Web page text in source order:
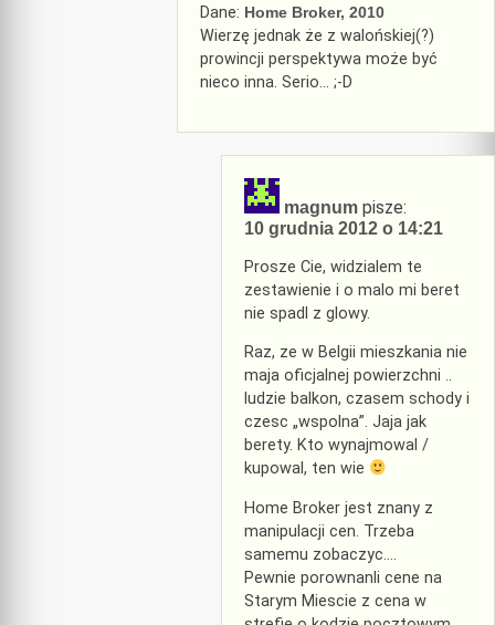
Dane: Home Broker, 2010
Wierzę jednak że z walońskiej(?)
prowincji perspektywa może być
nieco inna. Serio… ;-D
magnum pisze:
10 grudnia 2012 o 14:21
Prosze Cie, widzialem te
zestawienie i o malo mi beret
nie spadl z glowy.
Raz, ze w Belgii mieszkania nie
maja oficjalnej powierzchni ..
ludzie balkon, czasem schody i
czesc „wspolna”. Jaja jak
berety. Kto wynajmowal /
kupowal, ten wie
Home Broker jest znany z
manipulacji cen. Trzeba
samemu zobaczyc….
Pewnie porownanli cene na
Starym Miescie z cena w